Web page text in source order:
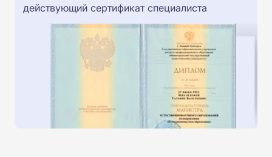
действующий сертификат специалиста